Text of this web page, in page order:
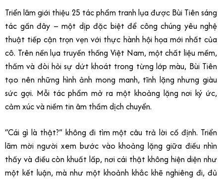
Triển lãm giới thiệu 25 tác phẩm tranh lụa được Bùi Tiên sáng
tác gần đây – một dịp đặc biệt để công chúng yêu nghệ
thuật tiếp cận trọn vẹn với thực hành hội họa mới nhất của
cô. Trên nền lụa truyền thống Việt Nam, một chất liệu mềm,
thấm và đòi hỏi sự dứt khoát trong từng lớp màu, Bùi Tiên
tạo nên những hình ảnh mong manh, tĩnh lặng nhưng giàu
sức gợi. Mỗi tác phẩm mở ra một khoảng lặng nơi ký ức,
cảm xúc và niềm tin âm thầm dịch chuyển.
“Cái gì là thật?” không đi tìm một câu trả lời cố định. Triển
lãm mời người xem bước vào khoảng lặng giữa điều nhìn
thấy và điều còn khuất lấp, nơi cái thật không hiện diện như
một kết luận, mà như một khoảnh khắc khẽ nghiêng đi, đủ